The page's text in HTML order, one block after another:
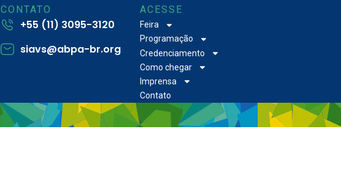
CONTATO
+55 (11) 3095-3120
siavs@abpa-br.org
ACESSE
Feira
Programação
Credenciamento
Como chegar
Imprensa
Contato